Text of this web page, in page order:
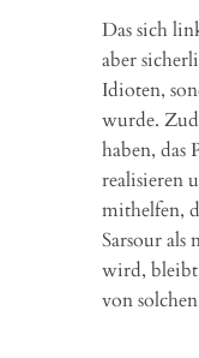
Das sich
aber
Idioten,
wurde.
haben, das
realisieren
mithelfen,
Sarsour als
wird, bleibt
von